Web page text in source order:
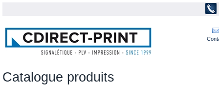
Catalogue produits